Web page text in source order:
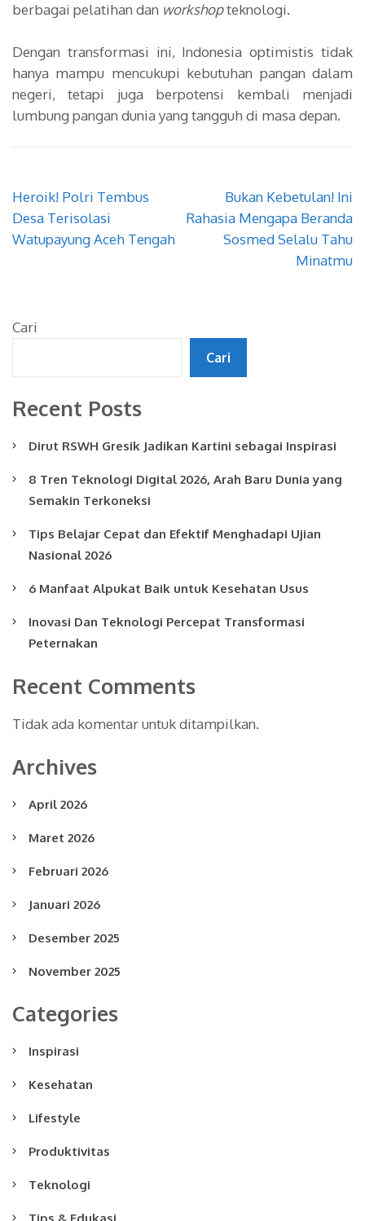
berbagai pelatihan dan workshopteknologi.
Dengan transformasi ini, Indonesia optimistis tidak
hanya mampu mencukupi kebutuhan pangan dalam
negeri, tetapi juga berpotensi kembali menjadi
lumbung pangan dunia yang tangguh di masa depan.
Navigasi
pos
Heroik! Polri Tembus
Desa Terisolasi
Watupayung Aceh Tengah
Bukan Kebetulan! Ini
Rahasia Mengapa Beranda
Sosmed Selalu Tahu
Minatmu
Cari
Cari
Recent Posts
Dirut RSWH Gresik Jadikan Kartini sebagai Inspirasi
8 Tren Teknologi Digital 2026, Arah Baru Dunia yang
Semakin Terkoneksi
Tips Belajar Cepat dan Efektif Menghadapi Ujian
Nasional 2026
6 Manfaat Alpukat Baik untuk Kesehatan Usus
Inovasi Dan Teknologi Percepat Transformasi
Peternakan
Recent Comments
Tidak ada komentar untuk ditampilkan.
Archives
April 2026
Maret 2026
Februari 2026
Januari 2026
Desember 2025
November 2025
Categories
Inspirasi
Kesehatan
Lifestyle
Produktivitas
Teknologi